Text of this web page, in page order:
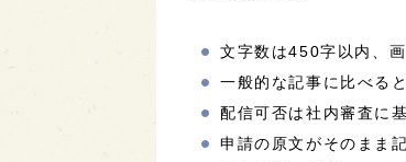
文字数は450字以内、
一般的な記事に比べる
配信可否は社内審査に
申請の原文がそのまま